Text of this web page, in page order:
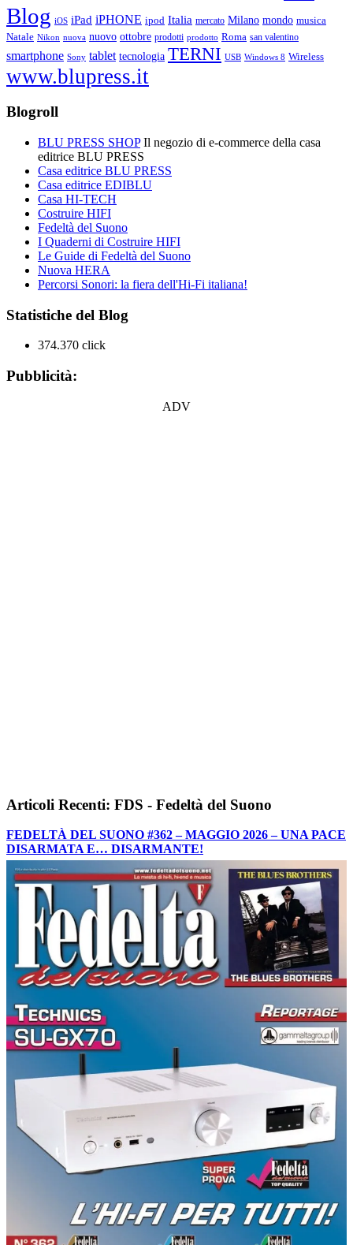
Blog iOS iPad iPHONE ipod Italia mercato Milano mondo musica
Natale Nikon nuova nuovo ottobre prodotti prodotto Roma san valentino
smartphone Sony tablet tecnologia TERNI USB Windows 8 Wireless
www.blupress.it
Blogroll
BLU PRESS SHOPIl negozio di e-commerce della casa
editrice BLU PRESS
Casa editrice BLU PRESS
Casa editrice EDIBLU
Casa HI-TECH
Costruire HIFI
Fedeltà del Suono
I Quaderni di Costruire HIFI
Le Guide di Fedeltà del Suono
Nuova HERA
Percorsi Sonori: la fiera dell'Hi-Fi italiana!
Statistiche del Blog
374.370 click
Pubblicità:
ADV
Articoli Recenti: FDS - Fedeltà del Suono
FEDELTÀ DEL SUONO #362 – MAGGIO 2026 – UNA PACE
DISARMATA E… DISARMANTE!